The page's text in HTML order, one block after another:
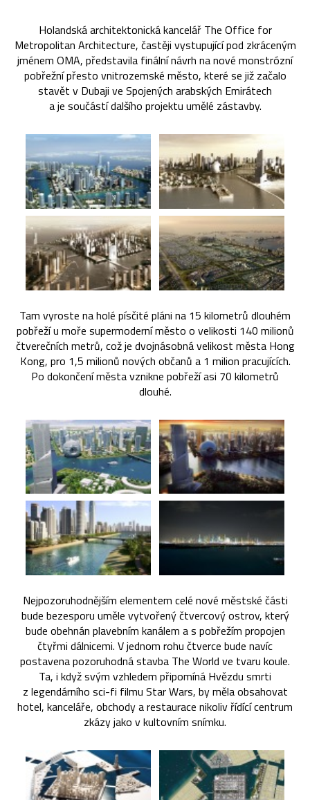
Holandská architektonická kancelář The Office for
Metropolitan Architecture, častěji vystupující pod zkráceným
jménem OMA, představila finální návrh na nové monstrózní
pobřežní přesto vnitrozemské město, které se již začalo
stavět v Dubaji ve Spojených arabských Emirátech
a je součástí dalšího projektu umělé zástavby.
Tam vyroste na holé písčité pláni na 15 kilometrů dlouhém
pobřeží u moře supermoderní město o velikosti 140 milionů
čtverečních metrů, což je dvojnásobná velikost města Hong
Kong, pro 1,5 milionů nových občanů a 1 milion pracujících.
Po dokončení města vznikne pobřeží asi 70 kilometrů
dlouhé.
Nejpozoruhodnějším elementem celé nové městské části
bude bezesporu uměle vytvořený čtvercový ostrov, který
bude obehnán plavebním kanálem a s pobřežím propojen
čtyřmi dálnicemi. V jednom rohu čtverce bude navíc
postavena pozoruhodná stavba The World ve tvaru koule.
Ta, i když svým vzhledem připomíná Hvězdu smrti
z legendárního sci-fi filmu Star Wars, by měla obsahovat
hotel, kanceláře, obchody a restaurace nikoliv řídící centrum
zkázy jako v kultovním snímku.